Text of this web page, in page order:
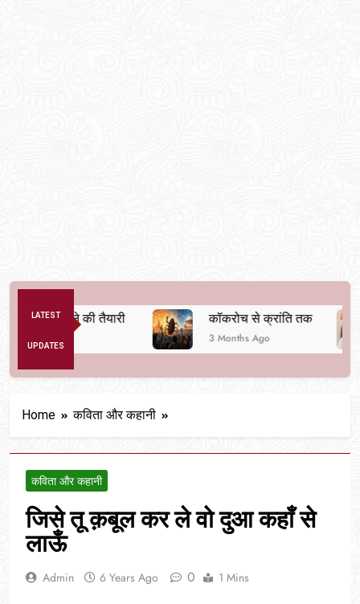
LATEST
UPDATES
बदलने की तैयारी कॉकरोच से क्रांति तक
3 Months Ago
Home कविता और कहानी
कविता और कहानी
जिसे तू क़बूल कर ले वो दुआ कहाँ से
लाऊँ
Admin 6 Years Ago 0 1 Mins